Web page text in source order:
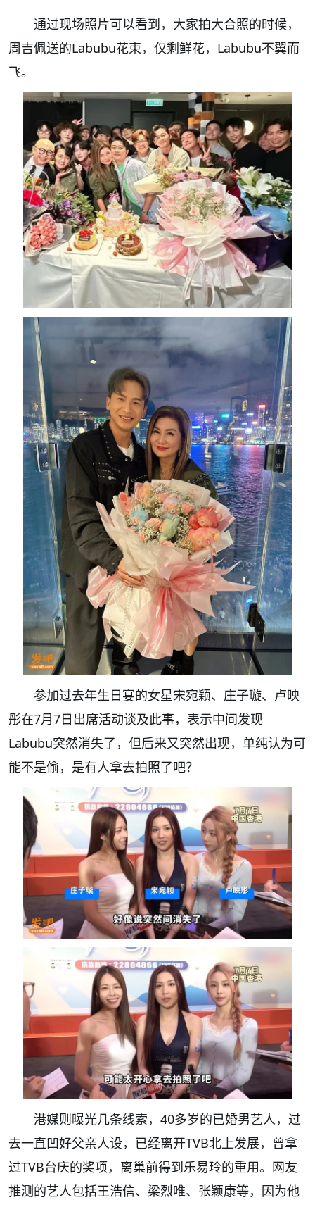
通过现场照片可以看到，大家拍大合照的时候，
周吉佩送的Labubu花束，仅剩鲜花，Labubu不翼而
飞。
参加过去年生日宴的女星宋宛颖、庄子璇、卢映
彤在7月7日出席活动谈及此事，表示中间发现
Labubu突然消失了，但后来又突然出现，单纯认为可
能不是偷，是有人拿去拍照了吧？
港媒则曝光几条线索，40多岁的已婚男艺人，过
去一直凹好父亲人设，已经离开TVB北上发展，曾拿
过TVB台庆的奖项，离巢前得到乐易玲的重用。网友
推测的艺人包括王浩信、梁烈唯、张颖康等，因为他